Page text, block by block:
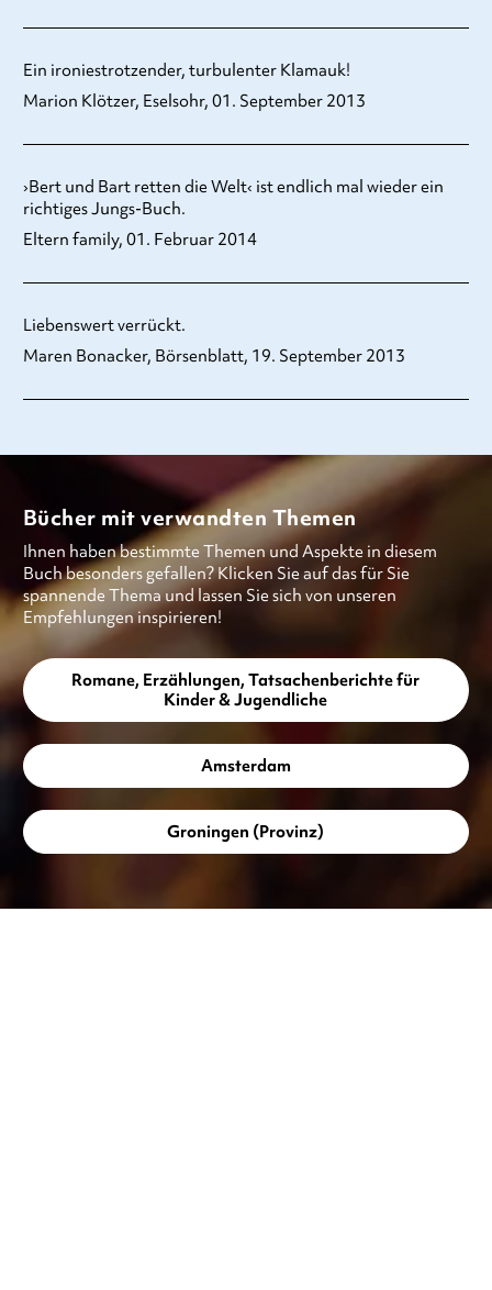
Ein ironiestrotzender, turbulenter Klamauk!
Marion Klötzer, Eselsohr, 01. September 2013
›Bert und Bart retten die Welt‹ ist endlich mal wieder ein
richtiges Jungs-Buch.
Eltern family, 01. Februar 2014
Liebenswert verrückt.
Maren Bonacker, Börsenblatt, 19. September 2013
Bücher mit verwandten Themen
Ihnen haben bestimmte Themen und Aspekte in diesem
Buch besonders gefallen? Klicken Sie auf das für Sie
spannende Thema und lassen Sie sich von unseren
Empfehlungen inspirieren!
Romane, Erzählungen, Tatsachenberichte für
Kinder & Jugendliche
Amsterdam
Groningen (Provinz)